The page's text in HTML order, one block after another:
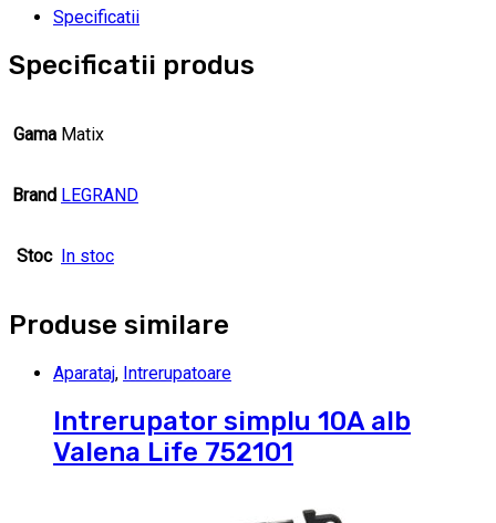
Specificatii
Specificatii produs
Gama Matix
Brand LEGRAND
Stoc In stoc
Produse similare
Aparataj, Intrerupatoare
Intrerupator simplu 10A alb
Valena Life 752101